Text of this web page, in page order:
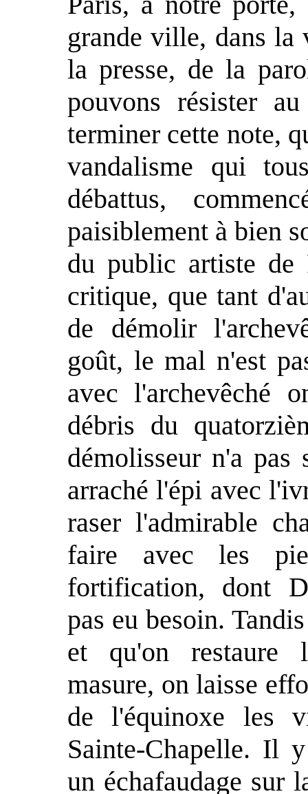
grande ville, dans
la presse, de la
pouvons résister
terminer cette note,
vandalisme qui
débattus,
paisiblement à bien
du public artiste de
critique, que tant
de démolir
goût, le mal n'est
avec l'archevêché
débris du
démolisseur n'a
arraché l'épi avec
raser l'admirable
faire avec les
fortification, dont
pas eu besoin.
et qu'on restaure
masure, on laisse
de l'équinoxe les
Sainte-Chapelle. Il
un échafaudage sur